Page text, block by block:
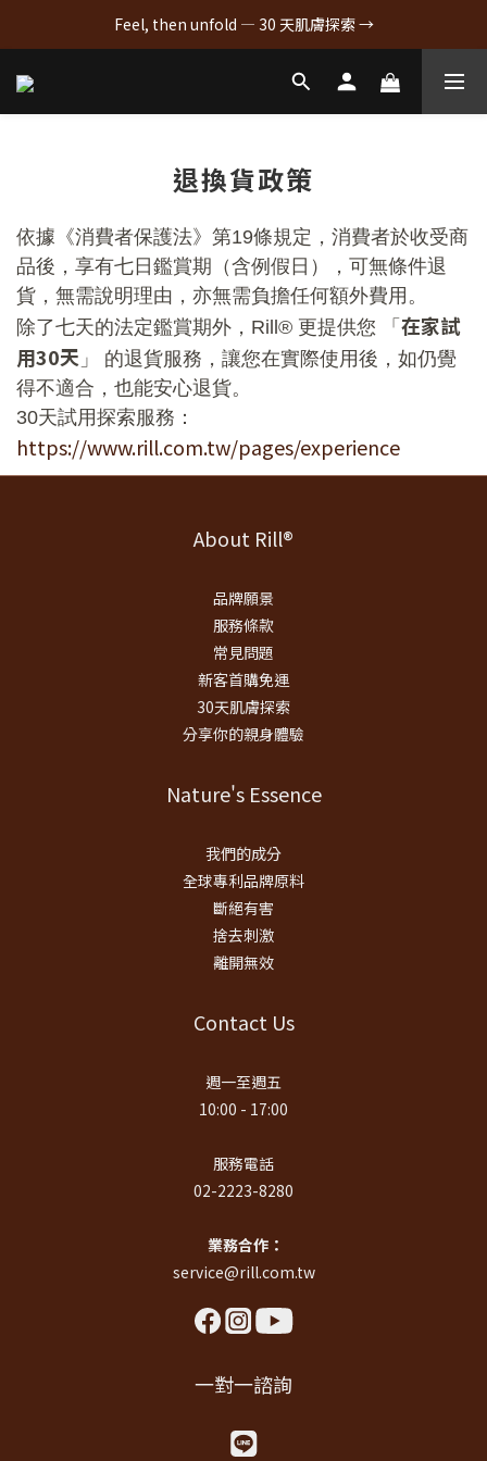
Feel, then unfold — 30 天肌膚探索 →
退換貨政策
依據《消費者保護法》第19條規定，消費者於收受商
品後，享有七日鑑賞期（含例假日），可無條件退
貨，無需說明理由，亦無需負擔任何額外費用。
除了七天的法定鑑賞期外，Rill® 更提供您 「 在家試
用30天 」 的退貨服務，讓您在實際使用後，如仍覺
得不適合，也能安心退貨。
30天試用探索服務：
https://www.rill.com.tw/pages/experience
About Rill®
品牌願景
服務條款
常見問題
新客首購免運
30天肌膚探索
分享你的親身體驗
Nature's Essence
我們的成分
全球專利品牌原料
斷絕有害
捨去刺激
離開無效
Contact Us
週一至週五
10:00 - 17:00
服務電話
02-2223-8280
業務合作：
service@rill.com.tw
一對一諮詢